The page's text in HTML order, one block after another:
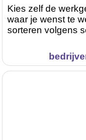
Kies zelf de
waar je wenst te
sorteren volgens